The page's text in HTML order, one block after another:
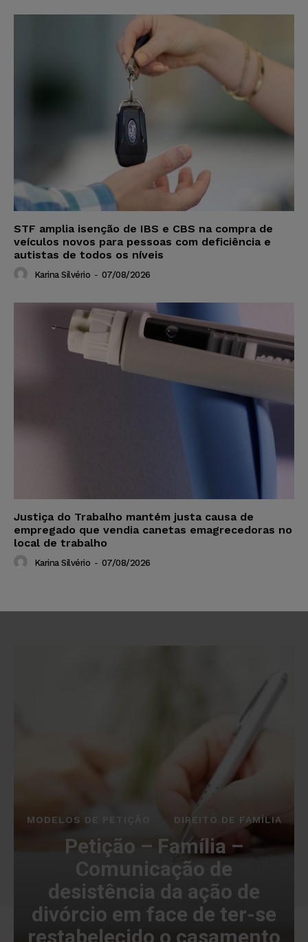
STF amplia isenção de IBS e CBS na compra de
veículos novos para pessoas com deficiência e
autistas de todos os níveis
Karina Silvério - 07/08/2026
Justiça do Trabalho mantém justa causa de
empregado que vendia canetas emagrecedoras no
local de trabalho
Karina Silvério - 07/08/2026